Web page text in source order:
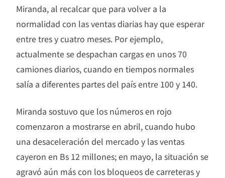
Miranda, al recalcar que para volver a la
normalidad con las ventas diarias hay que esperar
entre tres y cuatro meses. Por ejemplo,
actualmente se despachan cargas en unos 70
camiones diarios, cuando en tiempos normales
salía a diferentes partes del país entre 100 y 140.
Miranda sostuvo que los números en rojo
comenzaron a mostrarse en abril, cuando hubo
una desaceleración del mercado y las ventas
cayeron en Bs 12 millones; en mayo, la situación se
agravó aún más con los bloqueos de carreteras y